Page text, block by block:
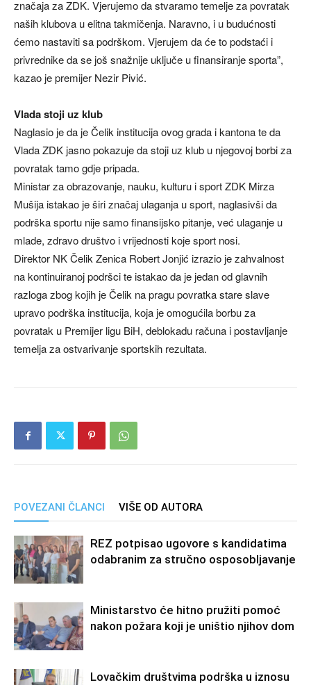
značaja za ZDK. Vjerujemo da stvaramo temelje za povratak
naših klubova u elitna takmičenja. Naravno, i u budućnosti
ćemo nastaviti sa podrškom. Vjerujem da će to podstaći i
privrednike da se još snažnije uključe u finansiranje sporta”,
kazao je premijer Nezir Pivić.
Vlada stoji uz klub
Naglasio je da je Čelik institucija ovog grada i kantona te da
Vlada ZDK jasno pokazuje da stoji uz klub u njegovoj borbi za
povratak tamo gdje pripada.
Ministar za obrazovanje, nauku, kulturu i sport ZDK Mirza
Mušija istakao je širi značaj ulaganja u sport, naglasivši da
podrška sportu nije samo finansijsko pitanje, već ulaganje u
mlade, zdravo društvo i vrijednosti koje sport nosi.
Direktor NK Čelik Zenica Robert Jonjić izrazio je zahvalnost
na kontinuiranoj podršci te istakao da je jedan od glavnih
razloga zbog kojih je Čelik na pragu povratka stare slave
upravo podrška institucija, koja je omogućila borbu za
povratak u Premijer ligu BiH, deblokadu računa i postavljanje
temelja za ostvarivanje sportskih rezultata.
POVEZANI ČLANCI VIŠE OD AUTORA
REZ potpisao ugovore s kandidatima
odabranim za stručno osposobljavanje
Ministarstvo će hitno pružiti pomoć
nakon požara koji je uništio njihov dom
Lovačkim društvima podrška u iznosu